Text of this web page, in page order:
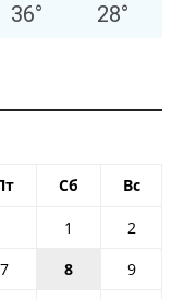
36° 28°
Сб Вс
1
2
7 8
9